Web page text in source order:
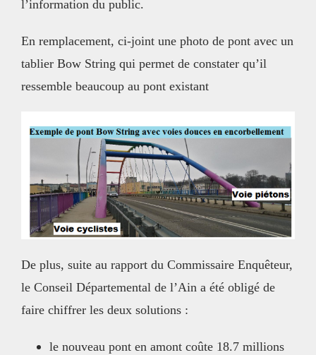
l’information du public.
En remplacement, ci-joint une photo de pont avec un
tablier Bow String qui permet de constater qu’il
ressemble beaucoup au pont existant
De plus, suite au rapport du Commissaire Enquêteur,
le Conseil Départemental de l’Ain a été obligé de
faire chiffrer les deux solutions :
le nouveau pont en amont coûte 18.7 millions